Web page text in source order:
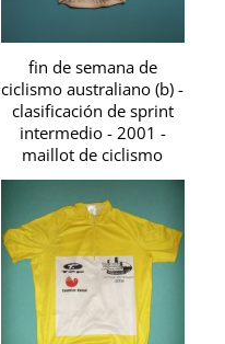
fin de semana de
ciclismo australiano (b) -
clasificación de sprint
intermedio - 2001 -
maillot de ciclismo